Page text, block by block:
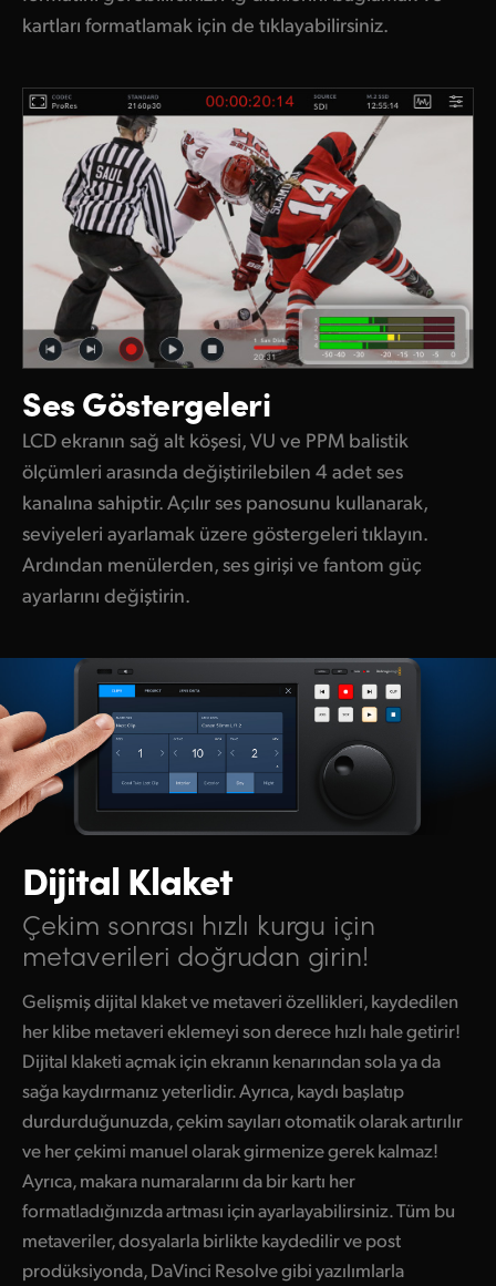
kartları formatlamak için de tıklayabilirsiniz.
Ses Göstergeleri
LCD ekranın sağ alt köşesi, VU ve PPM balistik
ölçümleri arasında değiştirilebilen 4 adet ses
kanalına sahiptir. Açılır ses panosunu kullanarak,
seviyeleri ayarlamak üzere göstergeleri tıklayın.
Ardından menülerden, ses girişi ve fantom güç
ayarlarını değiştirin.
Dijital Klaket
Çekim sonrası hızlı kurgu için
metaverileri doğrudan girin!
Gelişmiş dijital klaket ve metaveri özellikleri, kaydedilen
her klibe metaveri eklemeyi son derece hızlı hale getirir!
Dijital klaketi açmak için ekranın kenarından sola ya da
sağa kaydırmanız yeterlidir. Ayrıca, kaydı başlatıp
durdurduğunuzda, çekim sayıları otomatik olarak artırılır
ve her çekimi manuel olarak girmenize gerek kalmaz!
Ayrıca, makara numaralarını da bir kartı her
formatladığınızda artması için ayarlayabilirsiniz. Tüm bu
metaveriler, dosyalarla birlikte kaydedilir ve post
prodüksiyonda, DaVinci Resolve gibi yazılımlarla